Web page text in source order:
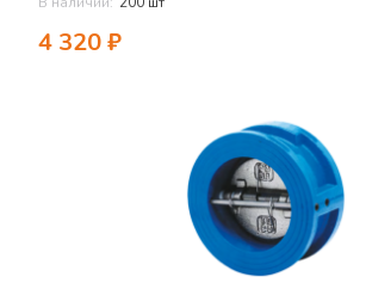
4 320₽